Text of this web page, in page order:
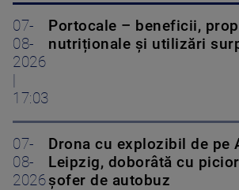
07-
08-
2026
17:03
Portocale – beneficii,
nutriționale și utilizări
07-
08-
2026
Drona cu explozibil de pe
Leipzig, doborâtă cu
șofer de autobuz